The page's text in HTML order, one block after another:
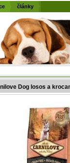
Dog losos a
články